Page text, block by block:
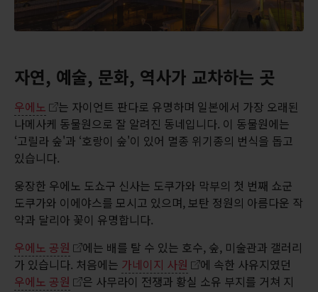
자연, 예술, 문화, 역사가 교차하는 곳
우에노
는 자이언트 판다로 유명하며 일본에서 가장 오래된
나메사케 동물원으로 잘 알려진 동네입니다. 이 동물원에는
‘고릴라 숲'과 ‘호랑이 숲'이 있어 멸종 위기종의 번식을 돕고
있습니다.
웅장한 우에노 도쇼구 신사는 도쿠가와 막부의 첫 번째 쇼군
도쿠가와 이에야스를 모시고 있으며, 보탄 정원의 아름다운 작
약과 달리아 꽃이 유명합니다.
우에노 공원
에는 배를 탈 수 있는 호수, 숲, 미술관과 갤러리
가 있습니다. 처음에는 가네이지 사원
에 속한 사유지였던
우에노 공원
은 사무라이 전쟁과 황실 소유 부지를 거쳐 지